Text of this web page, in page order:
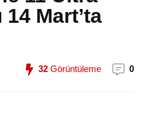
14 Mart’ta
32 Görüntüleme 0